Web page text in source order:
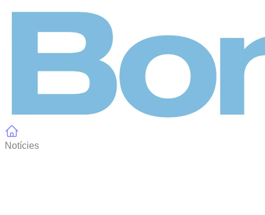
Notícies